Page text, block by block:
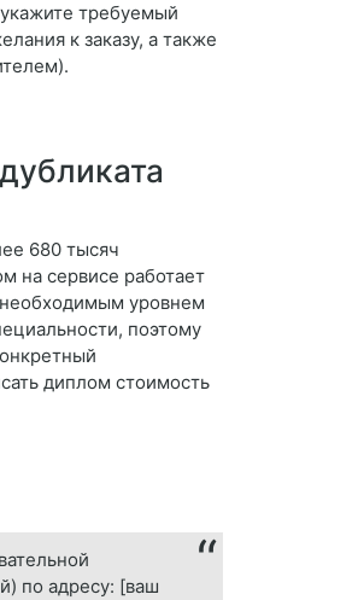
требуемый
к заказу, а также
680 тысяч
на сервисе работает
необходимым уровнем
поэтому
диплом стоимость
по адресу: [ваш